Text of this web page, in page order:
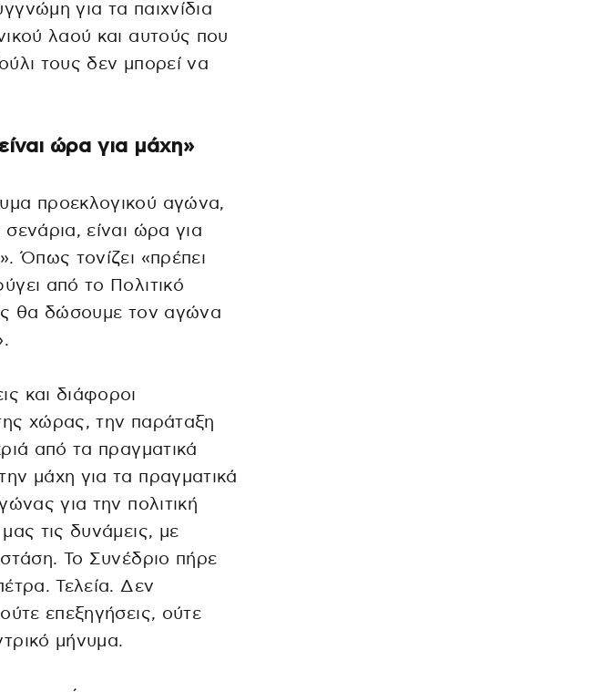
για τα παιχνίδια
λαού και αυτούς που
τους δεν μπορεί να
ώρα για μάχη»
προεκλογικού αγώνα,
είναι ώρα για
Όπως τονίζει «πρέπει
από το Πολιτικό
θα δώσουμε τον αγώνα
και διάφοροι
χώρας, την παράταξη
από τα πραγματικά
μάχη για τα πραγματικά
για την πολιτική
τις δυνάμεις, με
Το Συνέδριο πήρε
Τελεία. Δεν
επεξηγήσεις, ούτε
μήνυμα.